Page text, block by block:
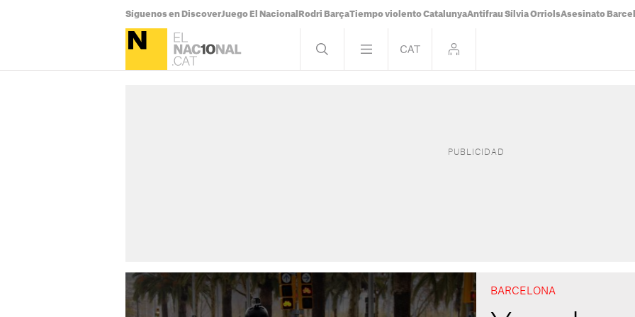
Síguenos en DiscoverJuego El Nacional Rodri BarçaTiempo violento CatalunyaAntifrau Sílvia OrriolsAsesinato
BARCELONA